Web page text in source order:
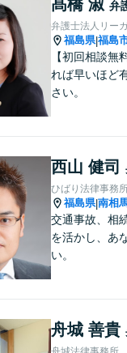
髙橋 淑 弁
弁護士法人リー
福島県|福島
【初回相談
れば早いほど
さい。
西山 健司
ひばり法律事務
福島県|南相
交通事故、相
を活かし、あ
い。
舟城 善貴